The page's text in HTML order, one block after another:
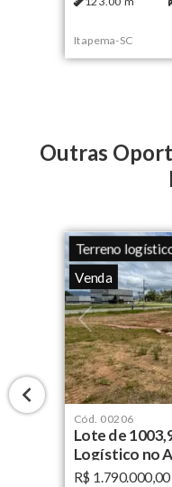
Itapema-SC
Outras
Terreno
Venda
Cód. 00206
Lote de
Logístico no
R$ 1.790.000,00